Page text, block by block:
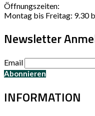
Öffnungszeiten:
Montag bis Freitag: 9.30
Newsletter
Email
INFORMATION